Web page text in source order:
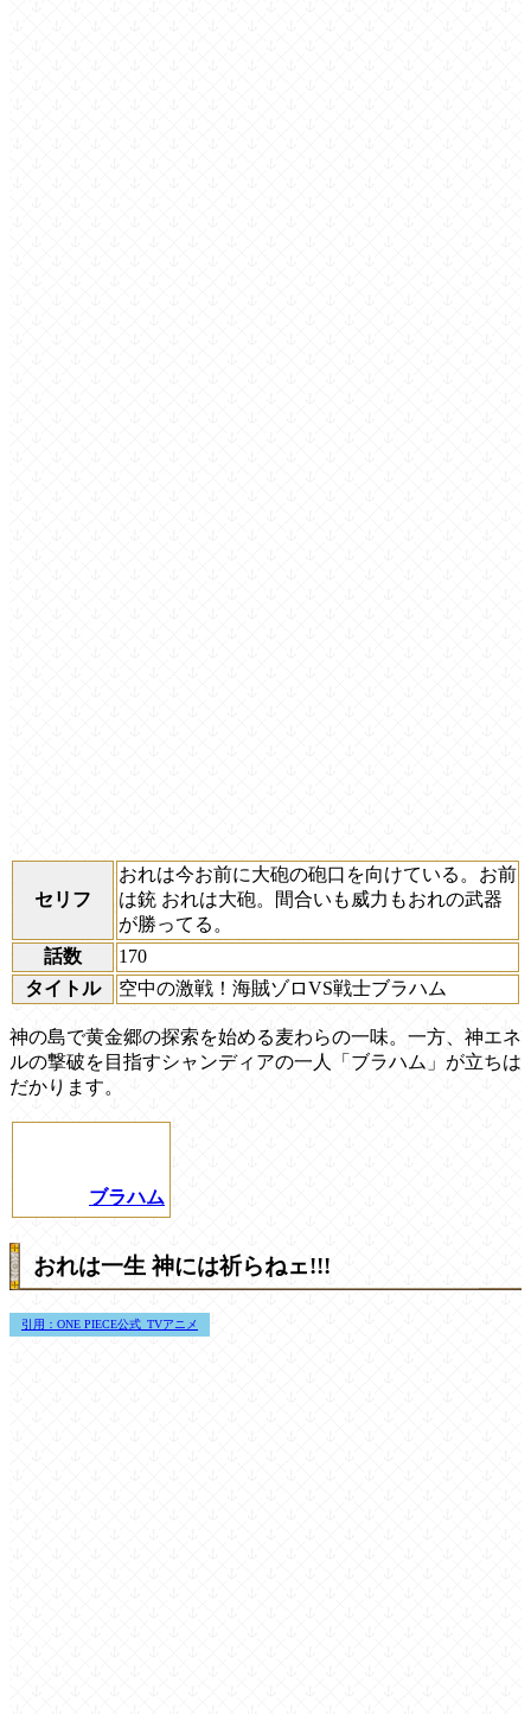
セリフ
おれは今お前に大砲の砲口を向けている。お前
は銃 おれは大砲。間合いも威力もおれの武器
が勝ってる。
話数
170
タイトル
空中の激戦！海賊ゾロVS戦士ブラハム
神の島で黄金郷の探索を始める麦わらの一味。一方、神エネ
ルの撃破を目指すシャンディアの一人「ブラハム」が立ちは
だかります。
ブラハム
おれは一生 神には祈らねェ!!!
引用：ONE PIECE公式_TVアニメ